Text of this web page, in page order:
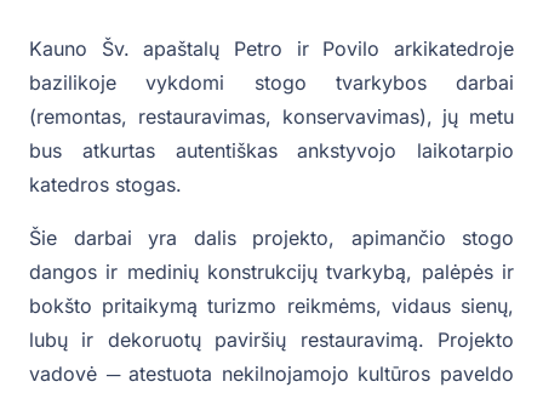
Kauno Šv. apaštalų Petro ir Povilo arkikatedroje
bazilikoje vykdomi stogo tvarkybos darbai
(remontas, restauravimas, konservavimas), jų metu
bus atkurtas autentiškas ankstyvojo laikotarpio
katedros stogas.
Šie darbai yra dalis projekto, apimančio stogo
dangos ir medinių konstrukcijų tvarkybą, palėpės ir
bokšto pritaikymą turizmo reikmėms, vidaus sienų,
lubų ir dekoruotų paviršių restauravimą. Projekto
vadovė ─ atestuota nekilnojamojo kultūros paveldo